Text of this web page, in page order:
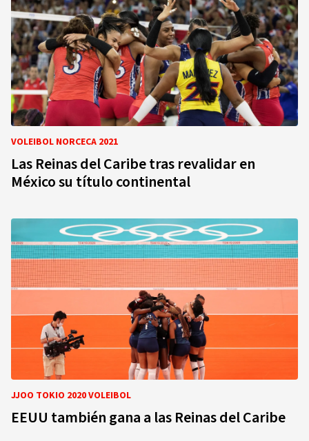
VOLEIBOL NORCECA 2021
Las Reinas del Caribe tras revalidar en
México su título continental
JJOO TOKIO 2020 VOLEIBOL
EEUU también gana a las Reinas del Caribe